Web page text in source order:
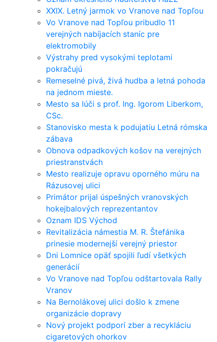
XXIX. Letný jarmok vo Vranove nad Topľou
Vo Vranove nad Topľou pribudlo 11
verejných nabíjacích staníc pre
elektromobily
Výstrahy pred vysokými teplotami
pokračujú
Remeselné pivá, živá hudba a letná pohoda
na jednom mieste.
Mesto sa lúči s prof. Ing. Igorom Liberkom,
CSc.
Stanovisko mesta k podujatiu Letná rómska
zábava
Obnova odpadkových košov na verejných
priestranstvách
Mesto realizuje opravu oporného múru na
Rázusovej ulici
Primátor prijal úspešných vranovských
hokejbalových reprezentantov
Oznam IDS Východ
Revitalizácia námestia M. R. Štefánika
prinesie modernejší verejný priestor
Dni Lomnice opäť spojili ľudí všetkých
generácií
Vo Vranove nad Topľou odštartovala Rally
Vranov
Na Bernolákovej ulici došlo k zmene
organizácie dopravy
Nový projekt podporí zber a recykláciu
cigaretových ohorkov